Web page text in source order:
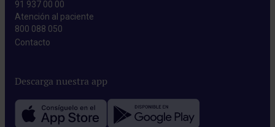
91 937 00 00
Atención al paciente
800 088 050
Contacto​
Descarga nuestra app